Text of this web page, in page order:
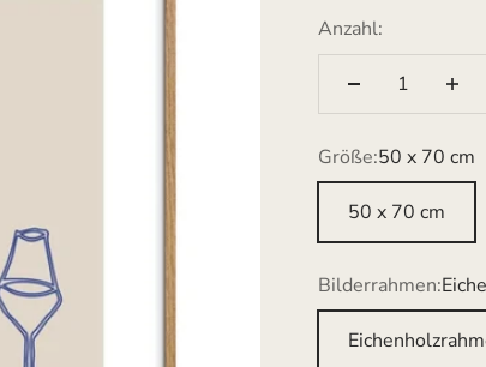
Anzahl:
Größe:50 x 70 cm
50 x 70 cm
Bilderrahmen: